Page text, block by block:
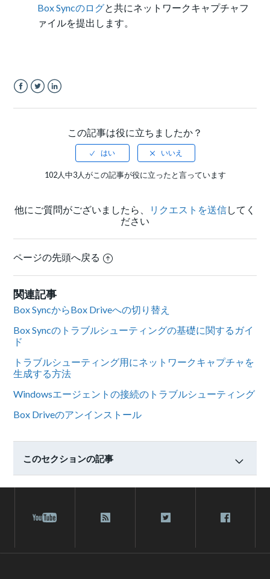
Box Syncのログと共にネットワークキャプチャフ
ァイルを提出します。
この記事は役に立ちましたか？
102人中3人がこの記事が役に立ったと言っています
他にご質問がございましたら、 リクエストを送信してく
ださい
ページの先頭へ戻る
関連記事
Box SyncからBox Driveへの切り替え
Box Syncのトラブルシューティングの基礎に関するガイ
ド
トラブルシューティング用にネットワークキャプチャを
生成する方法
Windowsエージェントの接続のトラブルシューティング
Box Driveのアンインストール
このセクションの記事